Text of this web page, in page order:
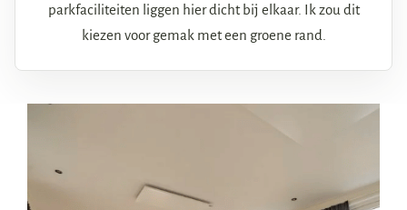
parkfaciliteiten liggen hier dicht bij elkaar. Ik zou dit
kiezen voor gemak met een groene rand.